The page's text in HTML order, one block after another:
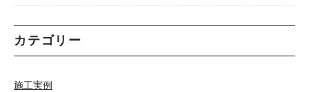
カテゴリー
施工実例